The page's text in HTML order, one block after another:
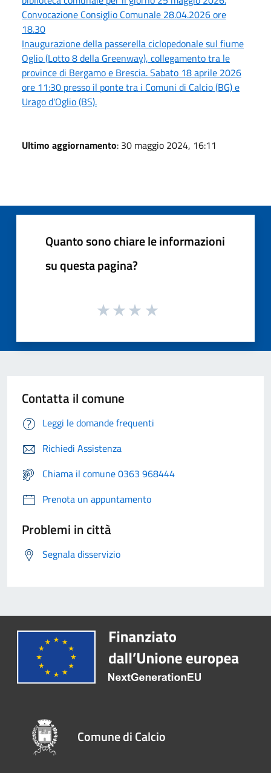
Convocazione Consiglio Comunale 28.04.2026 ore
18.30
Inaugurazione della passerella ciclopedonale sul fiume
Oglio (Lotto 8 della Greenway), collegamento tra le
province di Bergamo e Brescia. Sabato 18 aprile 2026
ore 11:30 presso il ponte tra i Comuni di Calcio (BG) e
Urago d'Oglio (BS).
Ultimo aggiornamento: 30 maggio 2024, 16:11
Quanto sono chiare le informazioni
su questa pagina?
Contatta il comune
Leggi le domande frequenti
Richiedi Assistenza
Chiama il comune 0363 968444
Prenota un appuntamento
Problemi in città
Segnala disservizio
Comune di Calcio